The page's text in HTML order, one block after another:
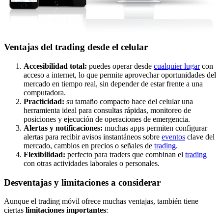
Ventajas del trading desde el celular
Accesibilidad total: puedes operar desde cualquier lugarcon
acceso a internet, lo que permite aprovechar oportunidades del
mercado en tiempo real, sin depender de estar frente a una
computadora.
Practicidad: su tamaño compacto hace del celular una
herramienta ideal para consultas rápidas, monitoreo de
posiciones y ejecución de operaciones de emergencia.
Alertas y notificaciones: muchas apps permiten configurar
alertas para recibir avisos instantáneos sobre eventos clave del
mercado, cambios en precios o señales de trading.
Flexibilidad: perfecto para traders que combinan el trading
con otras actividades laborales o personales.
Desventajas y limitaciones a considerar
Aunque el trading móvil ofrece muchas ventajas, también tiene
ciertas limitaciones importantes: